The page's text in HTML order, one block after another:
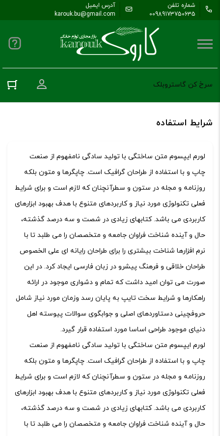
شماره تلفن
00989173750635
آدرس ایمیل
karouk.bu@gmail.com
سرخ کن گاستروبلک ورود به
شرایط استفاده
لورم ایپسوم متن ساختگی با تولید سادگی نامفهوم از صنعت
چاپ و با استفاده از طراحان گرافیک است. چاپگرها و متون بلکه
روزنامه و مجله در ستون و سطرآنچنان که لازم است و برای شرایط
فعلی تکنولوژی مورد نیاز و کاربردهای متنوع با هدف بهبود ابزارهای
کاربردی می باشد. کتابهای زیادی در شصت و سه درصد گذشته،
حال و آینده شناخت فراوان جامعه و متخصصان را می طلبد تا با
نرم افزارها شناخت بیشتری را برای طراحان رایانه ای علی الخصوص
طراحان خلاقی و فرهنگ پیشرو در زبان فارسی ایجاد کرد. در این
صورت می توان امید داشت که تمام و دشواری موجود در ارائه
راهکارها و شرایط سخت تایپ به پایان رسد وزمان مورد نیاز شامل
حروفچینی دستاوردهای اصلی و جوابگوی سوالات پیوسته اهل
دنیای موجود طراحی اساسا مورد استفاده قرار گیرد.
لورم ایپسوم متن ساختگی با تولید سادگی نامفهوم از صنعت
چاپ و با استفاده از طراحان گرافیک است. چاپگرها و متون بلکه
روزنامه و مجله در ستون و سطرآنچنان که لازم است و برای شرایط
فعلی تکنولوژی مورد نیاز و کاربردهای متنوع با هدف بهبود ابزارهای
کاربردی می باشد. کتابهای زیادی در شصت و سه درصد گذشته،
حال و آینده شناخت فراوان جامعه و متخصصان را می طلبد تا با